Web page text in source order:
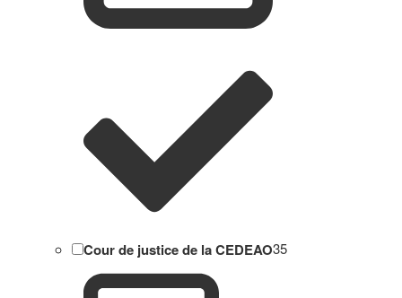
Cour de justice de la CEDEAO35